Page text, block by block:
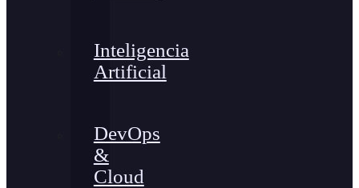
Inteligencia
Artificial
DevOps
&
Cloud